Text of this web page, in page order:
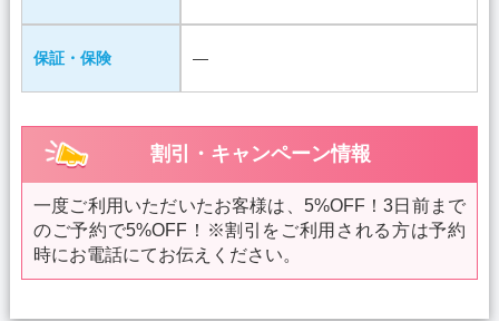
保証・保険 ―
割引・キャンペーン情報
一度ご利用いただいたお客様は、5%OFF！3日前まで
のご予約で5%OFF！※割引をご利用される方は予約
時にお電話にてお伝えください。